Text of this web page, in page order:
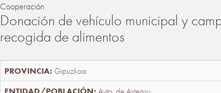
Cooperación
Donación de vehículo municipal y
recogida de alimentos
Gipuzkoa